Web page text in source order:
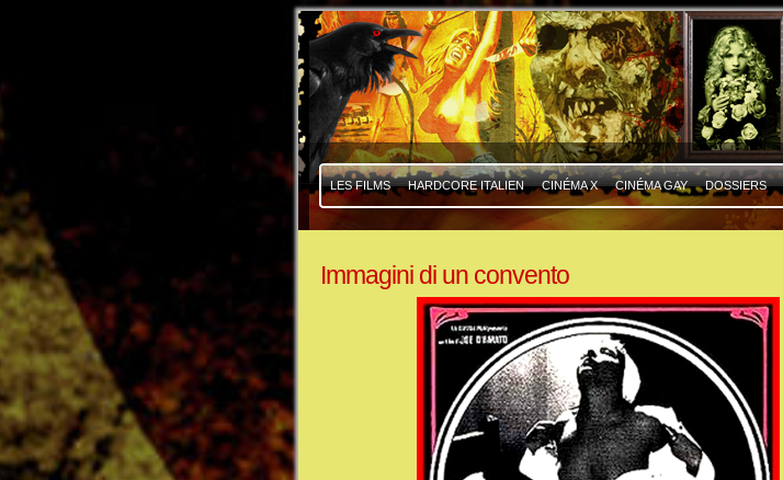
LES FILMS HARDCORE ITALIEN CINÉMA X CINÉMA GAY DOSSIERS
Immagini di un convento